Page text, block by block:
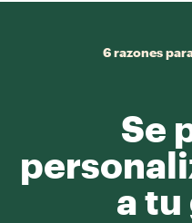
6 razones
Se
a